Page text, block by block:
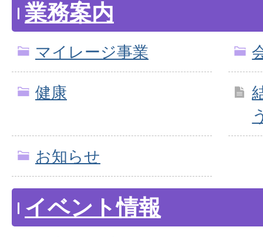
業務案内
マイレージ事業
健康
お知らせ
イベント情報